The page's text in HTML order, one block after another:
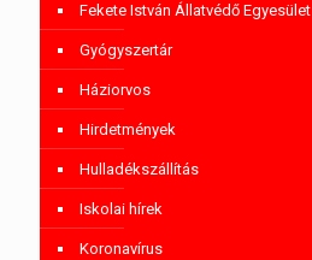
Fekete István Állatvédő Egyesület
Gyógyszertár
Háziorvos
Hirdetmények
Hulladékszállítás
Iskolai hírek
Koronavírus